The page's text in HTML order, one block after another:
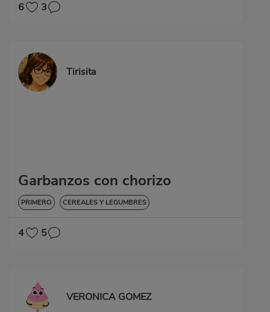
6 3
Tirisita
Garbanzos con chorizo
PRIMERO CEREALES Y LEGUMBRES
4 5
VERONICA GOMEZ